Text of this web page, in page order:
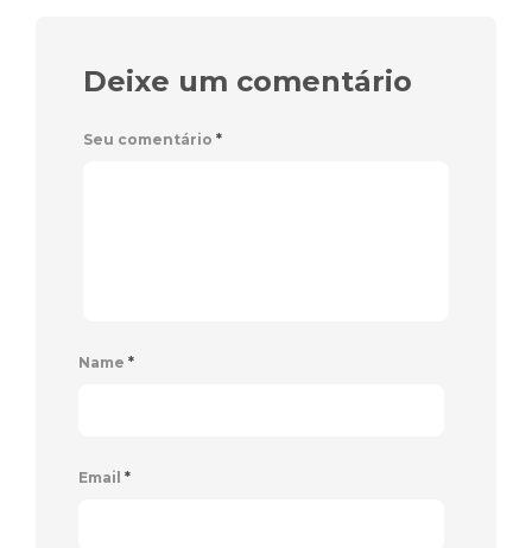
Deixe um comentário
Seu comentário *
Name *
Email *